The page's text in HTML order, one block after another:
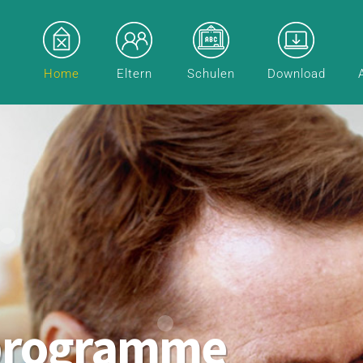
Home Eltern Schulen Download